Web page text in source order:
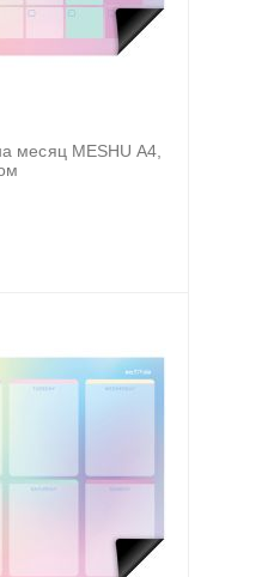
месяц MESHU А4,